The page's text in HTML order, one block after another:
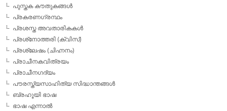
പുസ്തക കൗതുകങ്ങള്‍
പ്രകരണഗ്രന്ഥം
പ്രശസ്ത അവതാരികകള്‍
പ്രശ്‌നോത്തരി (ക്വിസ്)
പ്രശ്ലേഷം (ചിഹ്നനം)
പ്രാചീനകവിത്രയം
പ്രാചീനഗദ്യം
പൗരസ്ത്യസാഹിത്യ സിദ്ധാന്തങ്ങള്‍
ബ്രഹൂയി ഭാഷ
ഭാഷ എന്നാല്‍